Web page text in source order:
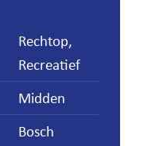
Rechtop,
Recreatief
Midden
Bosch